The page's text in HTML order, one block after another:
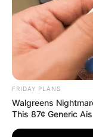
FRIDAY PLANS
Walgreens
This 87¢ Generic